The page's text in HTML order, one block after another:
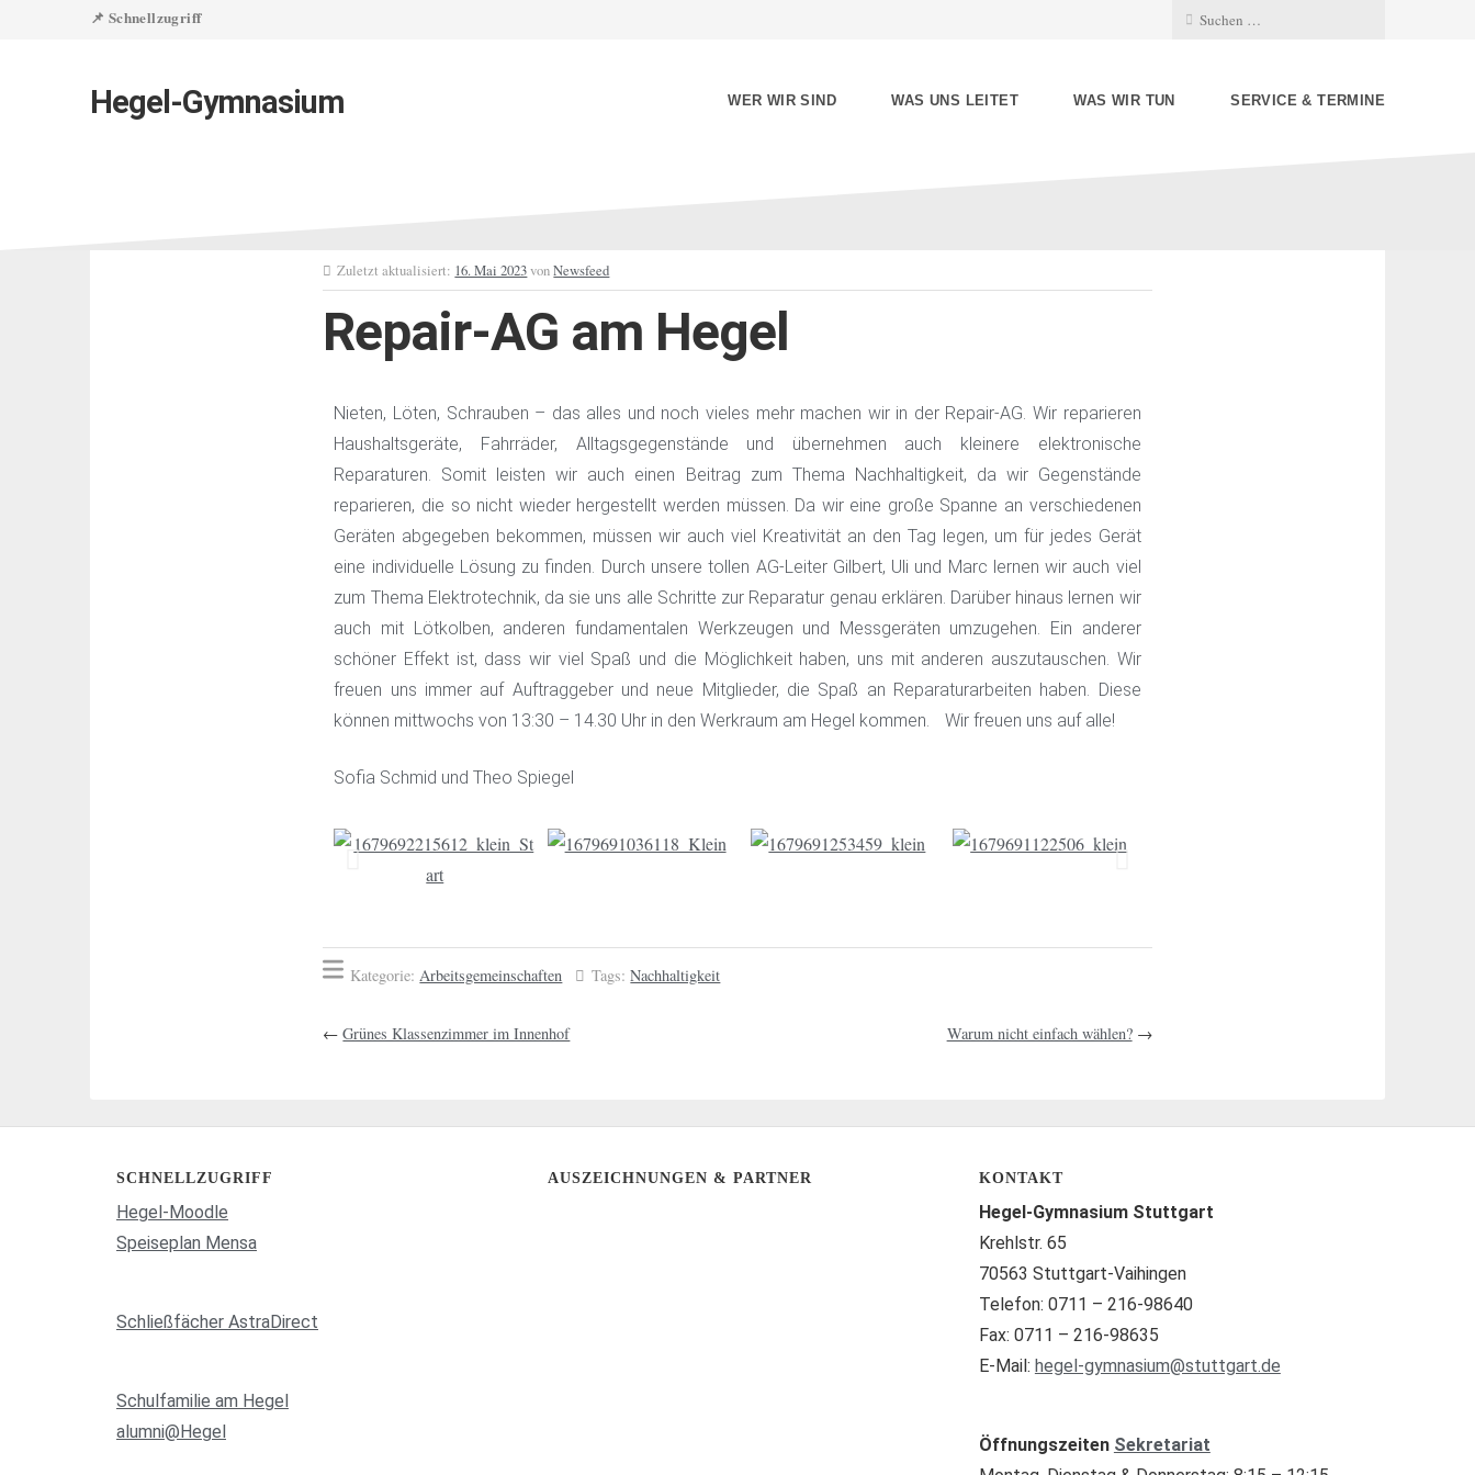
📌 Schnellzugriff
Hegel-Gymnasium WER WIR SIND WAS UNS LEITET WAS WIR TUN SERVICE & TERMINE
Zuletzt aktualisiert: 16. Mai 2023vonNewsfeed
Repair-AG am Hegel
Nieten, Löten, Schrauben – das alles und noch vieles mehr machen wir in der Repair-AG. Wir reparieren
Haushaltsgeräte, Fahrräder, Alltagsgegenstände und übernehmen auch kleinere elektronische
Reparaturen. Somit leisten wir auch einen Beitrag zum Thema Nachhaltigkeit, da wir Gegenstände
reparieren, die so nicht wieder hergestellt werden müssen. Da wir eine große Spanne an verschiedenen
Geräten abgegeben bekommen, müssen wir auch viel Kreativität an den Tag legen, um für jedes Gerät
eine individuelle Lösung zu finden. Durch unsere tollen AG-Leiter Gilbert, Uli und Marc lernen wir auch viel
zum Thema Elektrotechnik, da sie uns alle Schritte zur Reparatur genau erklären. Darüber hinaus lernen wir
auch mit Lötkolben, anderen fundamentalen Werkzeugen und Messgeräten umzugehen. Ein anderer
schöner Effekt ist, dass wir viel Spaß und die Möglichkeit haben, uns mit anderen auszutauschen. Wir
freuen uns immer auf Auftraggeber und neue Mitglieder, die Spaß an Reparaturarbeiten haben. Diese
können mittwochs von 13:30 – 14.30 Uhr in den Werkraum am Hegel kommen. Wir freuen uns auf alle!
Sofia Schmid und Theo Spiegel
Kategorie: Arbeitsgemeinschaften Tags:Nachhaltigkeit
←Grünes Klassenzimmer im Innenhof Warum nicht einfach wählen?→
SCHNELLZUGRIFF
Hegel-Moodle
Speiseplan Mensa
Schließfächer AstraDirect
Schulfamilie am Hegel
alumni@Hegel
AUSZEICHNUNGEN & PARTNER KONTAKT
Hegel-Gymnasium Stuttgart
Krehlstr. 65
70563 Stuttgart-Vaihingen
Telefon: 0711 – 216-98640
Fax: 0711 – 216-98635
E-Mail: hegel-gymnasium@stuttgart.de
Öffnungszeiten Sekretariat